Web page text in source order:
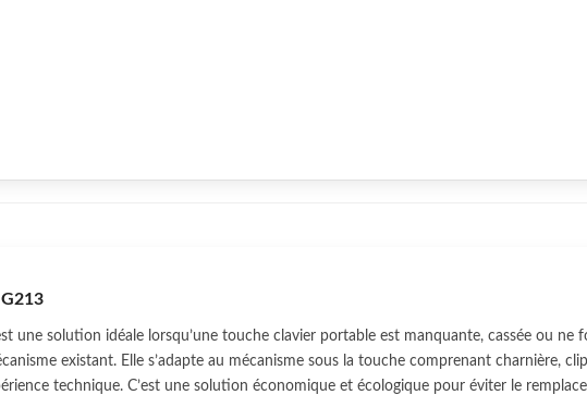
une solution idéale lorsqu’une touche clavier portable est manquante, cassée ou
existant. Elle s’adapte au mécanisme sous la touche comprenant charnière,
technique. C’est une solution économique et écologique pour éviter le